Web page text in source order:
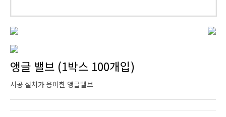
앵글 밸브 (1박스 100개입)
시공 설치가 용이한 앵글밸브